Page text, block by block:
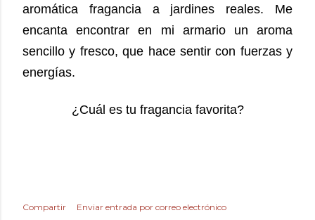
aromática fragancia a jardines reales. Me
encanta encontrar en mi armario un aroma
sencillo y fresco, que hace sentir con fuerzas y
energías.
¿Cuál es tu fragancia favorita?
Compartir
Enviar entrada por correo electrónico